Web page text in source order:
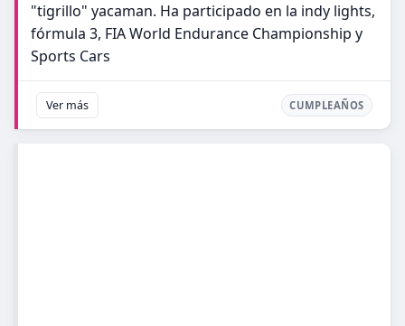
"tigrillo" yacaman. Ha participado en la indy lights,
fórmula 3, FIA World Endurance Championship y
Sports Cars
Ver más CUMPLEAÑOS